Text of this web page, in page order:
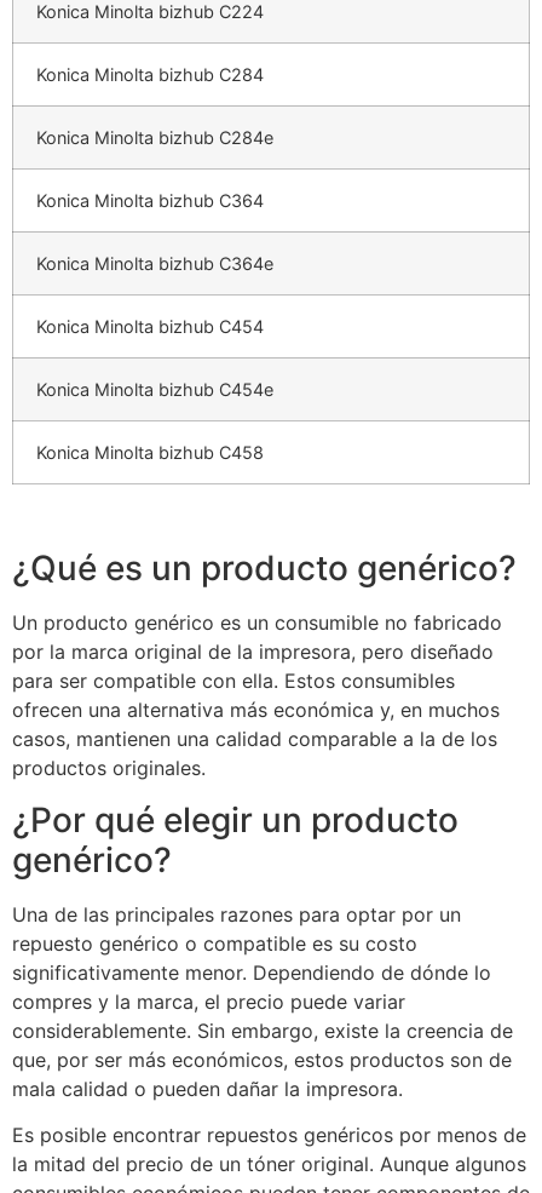
Konica Minolta bizhub C224
Konica Minolta bizhub C284
Konica Minolta bizhub C284e
Konica Minolta bizhub C364
Konica Minolta bizhub C364e
Konica Minolta bizhub C454
Konica Minolta bizhub C454e
Konica Minolta bizhub C458
¿Qué es un producto genérico?
Un producto genérico es un consumible no fabricado
por la marca original de la impresora, pero diseñado
para ser compatible con ella. Estos consumibles
ofrecen una alternativa más económica y, en muchos
casos, mantienen una calidad comparable a la de los
productos originales.
¿Por qué elegir un producto
genérico?
Una de las principales razones para optar por un
repuesto genérico o compatible es su costo
significativamente menor. Dependiendo de dónde lo
compres y la marca, el precio puede variar
considerablemente. Sin embargo, existe la creencia de
que, por ser más económicos, estos productos son de
mala calidad o pueden dañar la impresora.
Es posible encontrar repuestos genéricos por menos de
la mitad del precio de un tóner original. Aunque algunos